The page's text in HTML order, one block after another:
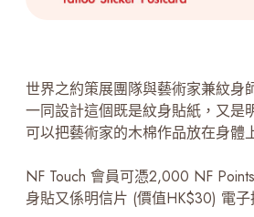
世界之約策展團隊與藝術家兼紋身
一同設計這個既是紋身貼紙，又是
可以把藝術家的木棉作品放在身體
NF Touch 會員可憑2,000 NF
身貼又係明信片 (價值HK$30) 電子